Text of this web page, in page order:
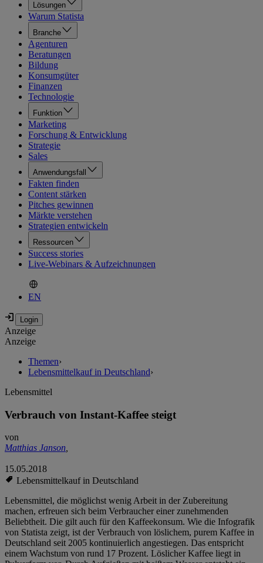
Lösungen
Warum Statista
Branche
Agenturen
Beratungen
Bildung
Konsumgüter
Finanzen
Technologie
Funktion
Marketing
Forschung & Entwicklung
Strategie
Sales
Anwendungsfall
Fakten finden
Content stärken
Pitches gewinnen
Märkte verstehen
Strategien entwickeln
Ressourcen
Success stories
Live-Webinars & Aufzeichnungen
EN
Anzeige
Anzeige
Themen›
Lebensmittelkauf in Deutschland›
Lebensmittel
Verbrauch von Instant-Kaffee steigt
von
Matthias Janson,
15.05.2018
Lebensmittelkauf in Deutschland
Lebensmittel, die möglichst wenig Arbeit in der Zubereitung
machen, erfreuen sich beim Verbraucher einer zunehmenden
Beliebtheit. Die gilt auch für den Kaffeekonsum. Wie die Infografik
von Statista zeigt, ist der Verbrauch von löslichem, purem Kaffee in
Deutschland seit 2005 kontinuierlich angestiegen. Das entspricht
einem Wachstum von rund 17 Prozent. Löslicher Kaffee liegt in